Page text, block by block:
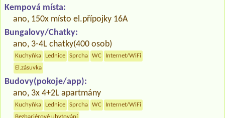
Kempová místa:
ano, 150x místo el.přípojky 16A
Bungalovy/Chatky:
ano, 3-4L chatky(400 osob)
Kuchyňka Lednice Sprcha WC
Internet/WiFi
El.zásuvka
Budovy(pokoje/app):
ano, 3x 4+2L apartmány
Kuchyňka Lednice Sprcha WC
Internet/WiFi